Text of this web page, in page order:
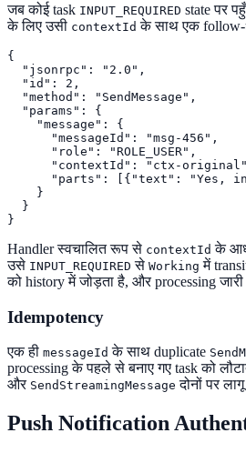
जब कोई task INPUT_REQUIRED state पर
के लिए उसी contextId के साथ एक follow-
{
  "jsonrpc": "2.0",
  "id": 2,
  "method": "SendMessage",
  "params": {
    "message": {
      "messageId": "msg-456",
      "role": "ROLE_USER",
"contextId": "ctx-
"parts": [{"text": "Yes,
    }
  }
}
Handler स्वचालित रूप से contextId के
उसे INPUT_REQUIRED से Working में
को history में जोड़ता है, और processing
Idempotency
एक ही messageId के साथ duplicate
processing के पहले से बनाए गए task को
और SendStreamingMessage दोनों पर
Push Notification